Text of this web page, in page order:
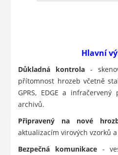
Hlavní
Důkladná kontrola -
přítomnost hrozeb včetně
GPRS, EDGE a
archivů.
Připravený na nové
aktualizacím virových vzorků
Bezpečná komunikace -